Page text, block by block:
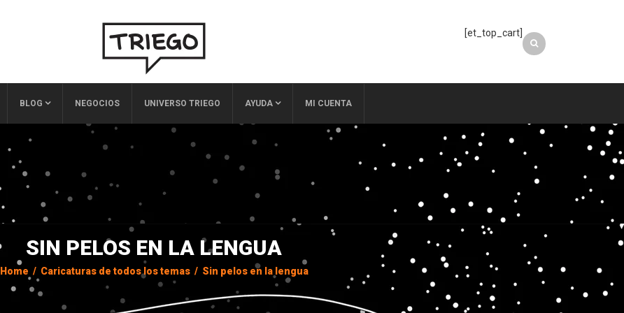
[et_top_cart]
BLOG NEGOCIOS UNIVERSO TRIEGO AYUDA MI CUENTA
SIN PELOS EN LA LENGUA
Home / Caricaturas de todos los temas / Sin pelos en la lengua